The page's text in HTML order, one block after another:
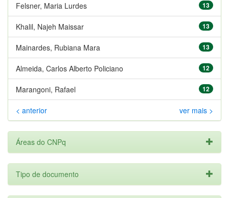
13
Felsner, Maria Lurdes
13
Khalil, Najeh Maissar
13
Mainardes, Rubiana Mara
12
Almeida, Carlos Alberto Policiano
12
Marangoni, Rafael
< anterior ver mais >
Áreas do CNPq
Tipo de documento